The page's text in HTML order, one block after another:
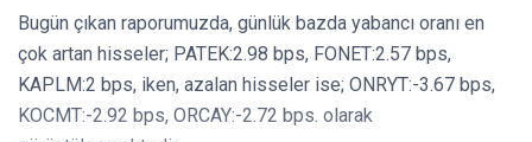
Bugün çıkan raporumuzda, günlük bazda yabancı oranı en
çok artan hisseler; PATEK:2.98 bps, FONET:2.57 bps,
KAPLM:2 bps, iken, azalan hisseler ise; ONRYT:-3.67 bps,
KOCMT:-2.92 bps, ORCAY:-2.72 bps. olarak